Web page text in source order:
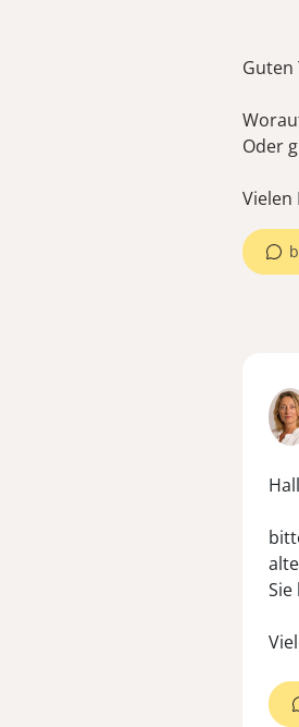
Guten
Oder
Vielen